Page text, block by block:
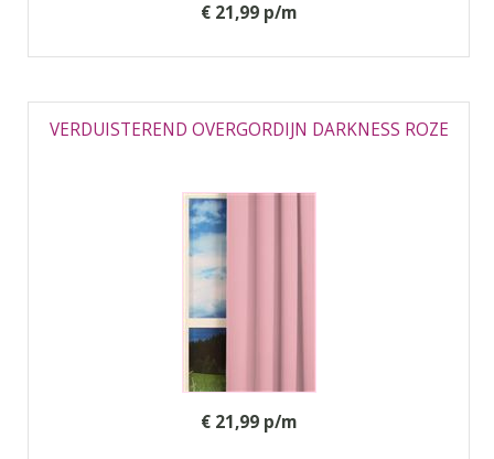
€ 21,99 p/m
VERDUISTEREND OVERGORDIJN DARKNESS ROZE
€ 21,99 p/m